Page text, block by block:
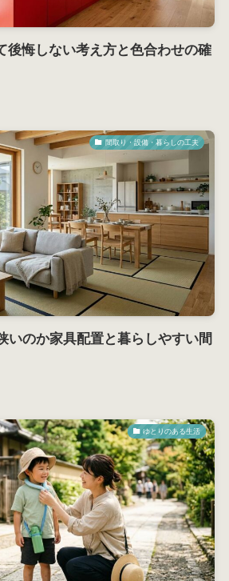
後悔しない考え方と色合わせの確
間取り・設備・暮らしの工夫
いのか家具配置と暮らしやすい間
ゆとりのある生活